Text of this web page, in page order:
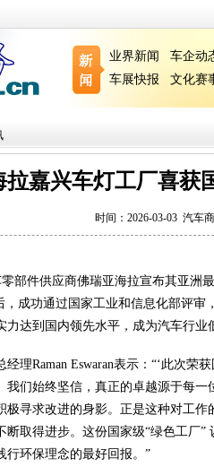
业界新闻 车企动
车展快报
文化赛
拉嘉兴车灯工厂喜获
时间：2026-03-03 汽车
零部件供应商佛瑞亚海拉宣布其亚
，成功通过国家工业和信息化部评
力达到国内领先水平，成为汽车行业
理Raman Eswaran表示：“‘此次荣
我们始终坚信，真正的卓越源于每
极寻求改进的身影。正是这种对工
断取得进步。这份国家级“绿色工厂
行环保理念的最好回报。”